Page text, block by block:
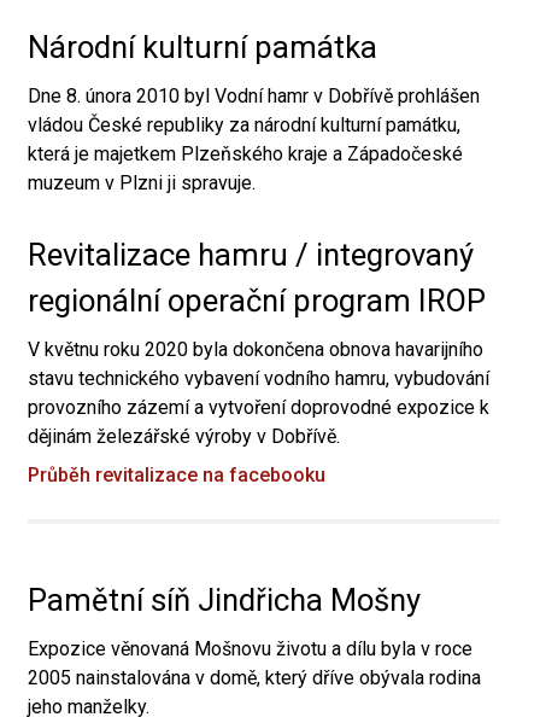
Národní kulturní památka
Dne 8. února 2010 byl Vodní hamr v Dobřívě prohlášen
vládou České republiky za národní kulturní památku,
která je majetkem Plzeňského kraje a Západočeské
muzeum v Plzni ji spravuje.
Revitalizace hamru / integrovaný
regionální operační program IROP
V květnu roku 2020 byla dokončena obnova havarijního
stavu technického vybavení vodního hamru, vybudování
provozního zázemí a vytvoření doprovodné expozice k
dějinám železářské výroby v Dobřívě.
Průběh revitalizace na facebooku
Pamětní síň Jindřicha Mošny
Expozice věnovaná Mošnovu životu a dílu byla v roce
2005 nainstalována v domě, který dříve obývala rodina
jeho manželky.